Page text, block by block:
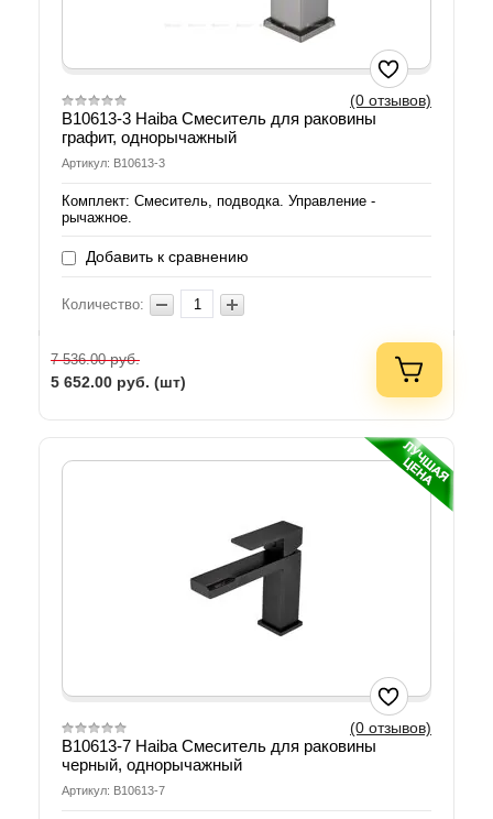
(0 отзывов)
B10613-3 Haiba Смеситель для раковины
графит, однорычажный
Артикул: B10613-3
Комплект: Смеситель, подводка. Управление -
рычажное.
Добавить к сравнению
Количество:
7 536.00руб.
5 652.00 руб. (шт)
(0 отзывов)
B10613-7 Haiba Смеситель для раковины
черный, однорычажный
Артикул: B10613-7